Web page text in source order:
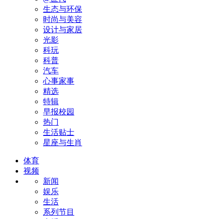
生态与环保
时尚与美容
设计与家居
光影
科玩
科普
汽车
心事家事
精选
特辑
早报校园
热门
生活贴士
星座与生肖
体育
视频
新闻
娱乐
生活
系列节目